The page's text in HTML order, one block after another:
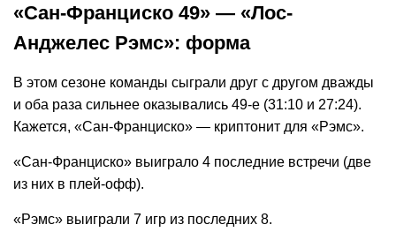
«Сан-Франциско 49» — «Лос-
Анджелес Рэмс»: форма
В этом сезоне команды сыграли друг с другом дважды
и оба раза сильнее оказывались 49-е (31:10 и 27:24).
Кажется, «Сан-Франциско» — криптонит для «Рэмс».
«Сан-Франциско» выиграло 4 последние встречи (две
из них в плей-офф).
«Рэмс» выиграли 7 игр из последних 8.